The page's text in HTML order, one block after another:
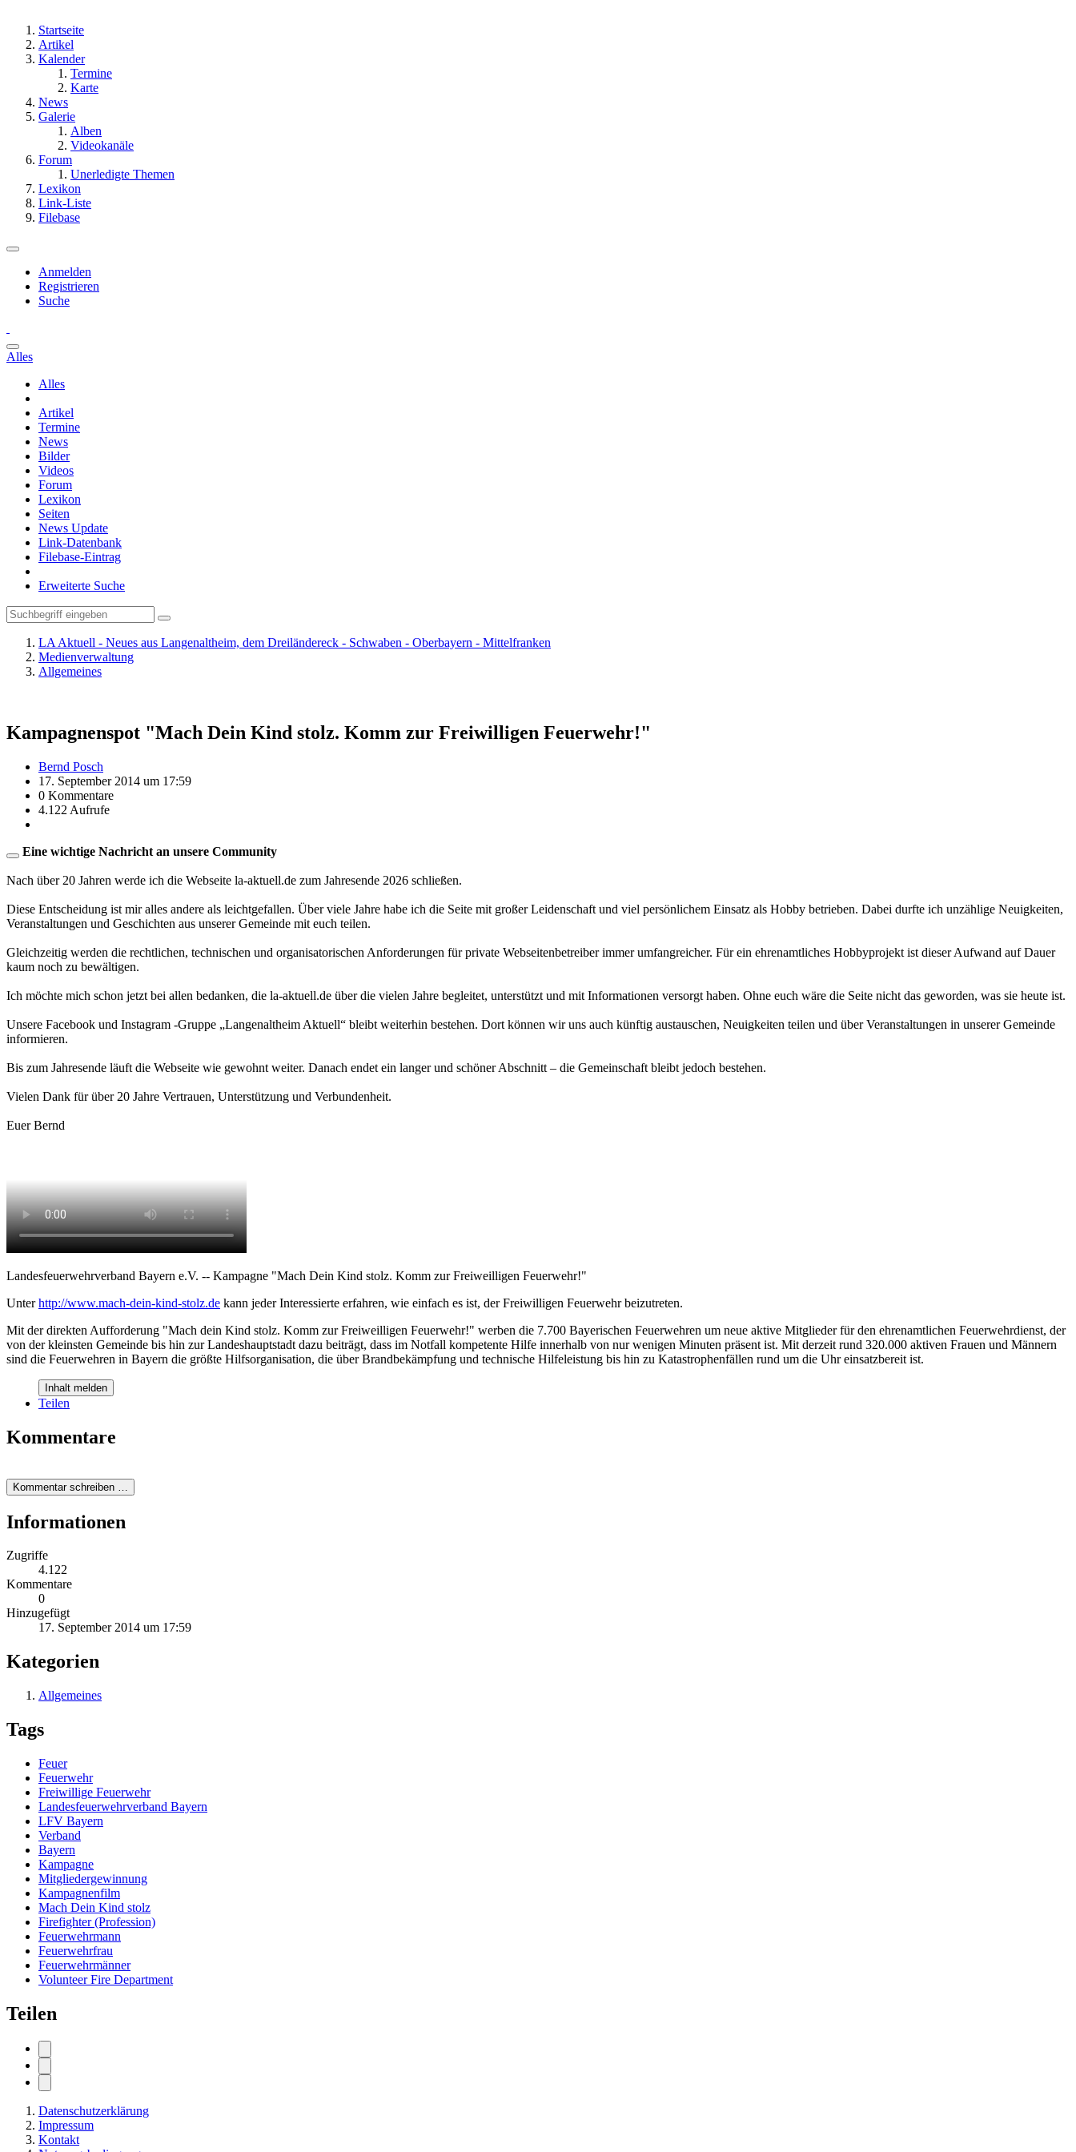
Startseite
Artikel
Kalender
Termine
Karte
News
Galerie
Alben
Videokanäle
Forum
Unerledigte Themen
Lexikon
Link-Liste
Filebase
Anmelden
Registrieren
Suche
Alles
Alles
Artikel
Termine
News
Bilder
Videos
Forum
Lexikon
Seiten
News Update
Link-Datenbank
Filebase-Eintrag
Erweiterte Suche
LA Aktuell - Neues aus Langenaltheim, dem Dreiländereck - Schwaben - Oberbayern - Mittelfranken
Medienverwaltung
Allgemeines
Kampagnenspot "Mach Dein Kind stolz. Komm zur Freiwilligen Feuerwehr!"
Bernd Posch
17. September 2014 um 17:59
0 Kommentare
4.122 Aufrufe
Eine wichtige Nachricht an unsere Community
Nach über 20 Jahren werde ich die Webseite la-aktuell.de zum Jahresende 2026 schließen.
Diese Entscheidung ist mir alles andere als leichtgefallen. Über viele Jahre habe ich die Seite mit großer Leidenschaft und viel persönlichem Einsatz als Hobby betrieben. Dabei durfte ich unzählige Neuigkeiten,
Veranstaltungen und Geschichten aus unserer Gemeinde mit euch teilen.
Gleichzeitig werden die rechtlichen, technischen und organisatorischen Anforderungen für private Webseitenbetreiber immer umfangreicher. Für ein ehrenamtliches Hobbyprojekt ist dieser Aufwand auf Dauer
kaum noch zu bewältigen.
Ich möchte mich schon jetzt bei allen bedanken, die la-aktuell.de über die vielen Jahre begleitet, unterstützt und mit Informationen versorgt haben. Ohne euch wäre die Seite nicht das geworden, was sie heute ist.
Unsere Facebook und Instagram -Gruppe „Langenaltheim Aktuell“ bleibt weiterhin bestehen. Dort können wir uns auch künftig austauschen, Neuigkeiten teilen und über Veranstaltungen in unserer Gemeinde
informieren.
Bis zum Jahresende läuft die Webseite wie gewohnt weiter. Danach endet ein langer und schöner Abschnitt – die Gemeinschaft bleibt jedoch bestehen.
Vielen Dank für über 20 Jahre Vertrauen, Unterstützung und Verbundenheit.
Euer Bernd
Landesfeuerwehrverband Bayern e.V. -- Kampagne "Mach Dein Kind stolz. Komm zur Freiweilligen Feuerwehr!"
Unterhttp://www.mach-dein-kind-stolz.de kann jeder Interessierte erfahren, wie einfach es ist, der Freiwilligen Feuerwehr beizutreten.
Mit der direkten Aufforderung "Mach dein Kind stolz. Komm zur Freiweilligen Feuerwehr!" werben die 7.700 Bayerischen Feuerwehren um neue aktive Mitglieder für den ehrenamtlichen Feuerwehrdienst, der
von der kleinsten Gemeinde bis hin zur Landeshauptstadt dazu beiträgt, dass im Notfall kompetente Hilfe innerhalb von nur wenigen Minuten präsent ist. Mit derzeit rund 320.000 aktiven Frauen und Männern
sind die Feuerwehren in Bayern die größte Hilfsorganisation, die über Brandbekämpfung und technische Hilfeleistung bis hin zu Katastrophenfällen rund um die Uhr einsatzbereit ist.
Inhalt melden
Teilen
Kommentare
Kommentar schreiben …
Informationen
Zugriffe
4.122
Kommentare
0
Hinzugefügt
17. September 2014 um 17:59
Kategorien
Allgemeines
Tags
Feuer
Feuerwehr
Freiwillige Feuerwehr
Landesfeuerwehrverband Bayern
LFV Bayern
Verband
Bayern
Kampagne
Mitgliedergewinnung
Kampagnenfilm
Mach Dein Kind stolz
Firefighter (Profession)
Feuerwehrmann
Feuerwehrfrau
Feuerwehrmänner
Volunteer Fire Department
Teilen
Datenschutzerklärung
Impressum
Kontakt